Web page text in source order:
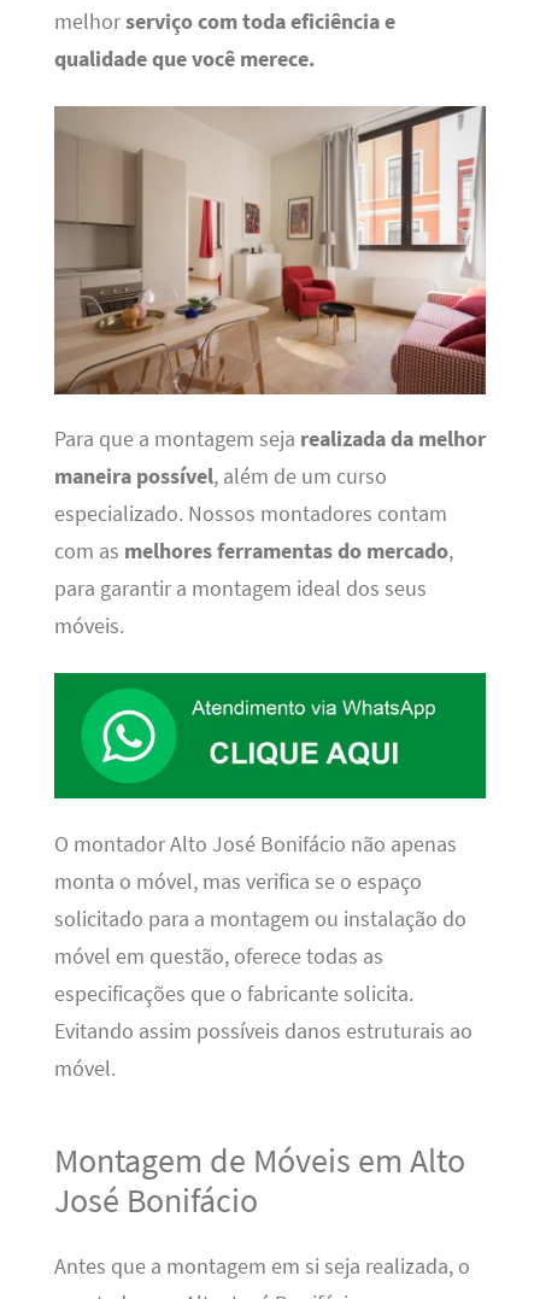
melhorserviço com toda eficiência e
qualidade que você merece.
Para que a montagem seja realizada da melhor
maneira possível, além de um curso
especializado. Nossos montadores contam
com as melhores ferramentas do mercado,
para garantir a montagem ideal dos seus
móveis.
O montador Alto José Bonifácio não apenas
monta o móvel, mas verifica se o espaço
solicitado para a montagem ou instalação do
móvel em questão, oferece todas as
especificações que o fabricante solicita.
Evitando assim possíveis danos estruturais ao
móvel.
Montagem de Móveis em Alto
José Bonifácio
Antes que a montagem em si seja realizada, o